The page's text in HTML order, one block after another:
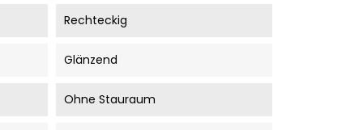
Rechteckig
Glänzend
Ohne Stauraum